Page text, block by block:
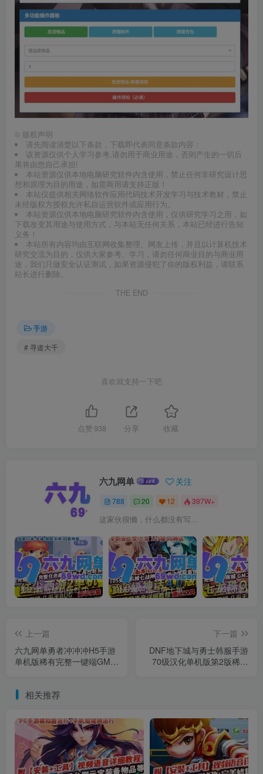
© 版权声明
请先阅读清楚以下条款，下载即代表同意条款内容：
该资源仅供个人学习参考,请勿用于商业用途，否则产生的一切后
果将由您自己承担!
本站资源仅供本地电脑研究软件内含使用，禁止任何非研究设计思
想和原理为目的用途，如需商用请支持正版！
本站仅提供相关网络软件应用代码技术开发学习与技术教材，禁止
未经版权方授权允许私自运营软件或应用行为。
本站资源仅供本地电脑研究软件内含使用，仅供研究学习之用，如
下载改变其用途与使用方式，与本站无任何关系，本站已经进行告知
义务！
本站所有内容均由互联网收集整理、网友上传，并且以计算机技术
研究交流为目的，仅供大家参考、学习，请勿任何商业目的与商业用
途，我们只做安全认证测试，如果资源侵犯了你的版权利益，请联系
站长进行删除。
THE END
手游
# 寻道大千
喜欢就支持一下吧
点赞 938 分享 收藏
六九网单 关注
788 20 12 397W+
这家伙很懒，什么都没有写...
梦幻西游单机版红尘西游2微变独家打造龙魂抽奖令牌四象神兽 DNF地下城与勇士单机版110级神话版4.0全主线任务龙之庭院机械七战神实验室
上一篇
六九网单勇者冲冲冲H5手游
单机版稀有完整一键端GM后
下一篇
DNF地下城与勇士韩服手游
70级汉化单机版第2版稀有
相关推荐